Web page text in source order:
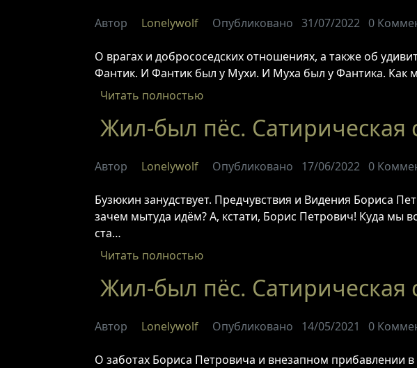
Автор Lonelywolf Опубликовано 31/07/2022 0
О врагах и добрососедских отношениях, а также об
Фантик. И Фантик был у Мухи. И Муха был у Фантика.
Читать полностью
Жил-был пёс. Сатирическая
Автор Lonelywolf Опубликовано 17/06/2022 0
Бузюкин занудствует. Предчувствия и Видения Бориса
зачем мытуда идём? А, кстати, Борис Петрович! Куда мы
ста…
Читать полностью
Жил-был пёс. Сатирическая
Автор Lonelywolf Опубликовано 14/05/2021 0
О заботах Бориса Петровича и внезапном прибавлении